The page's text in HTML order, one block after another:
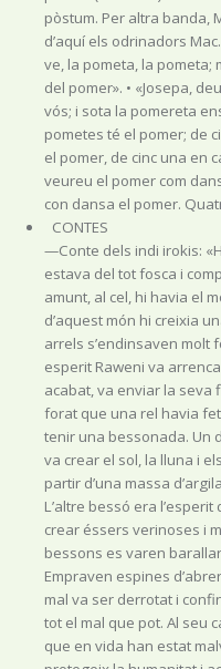
pòstum. Per altra banda,
d’aquí els odrinadors
ve, la pometa, la pometa;
del pomer». • «Josepa,
vós; i sota la pomereta
pometes té el pomer; de
el pomer, de cinc una en
veureu el pomer com
con dansa el pomer.
CONTES
—Conte dels indi irokis:
estava del tot fosca i
amunt, al cel, hi havia el
d’aquest món hi creixia
arrels s’endinsaven molt
esperit Raweni va
acabat, va enviar la seva
forat que una rel havia
tenir una bessonada. Un
va crear el sol, la lluna i
partir d’una massa
L’altre bessó era
crear éssers verinoses i
bessons es varen
Empraven espines
mal va ser derrotat i
tot el mal que pot. Al seu
que en vida han estat